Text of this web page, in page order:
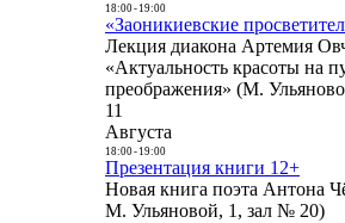
18:00- 19:00
«Заоникиевские
Лекция диакона Артемия
«Актуальность красоты на
преображения» (М.
11
Августа
18:00- 19:00
Презентация книги 12+
Новая книга поэта Антона
М. Ульяновой, 1, зал № 20)